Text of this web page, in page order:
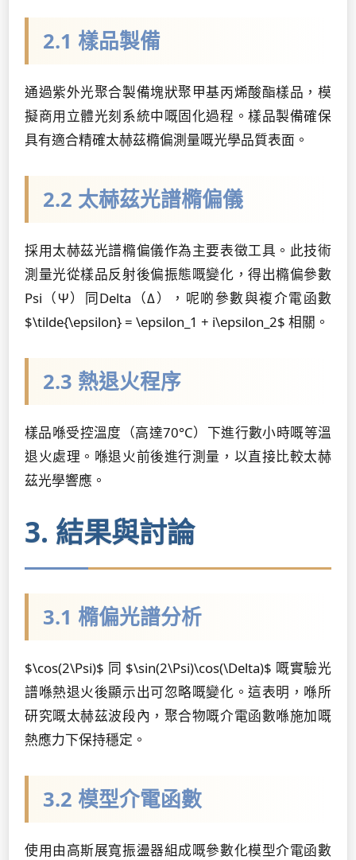
2.1 樣品製備
通過紫外光聚合製備塊狀聚甲基丙烯酸酯樣品，模
擬商用立體光刻系統中嘅固化過程。樣品製備確保
具有適合精確太赫茲橢偏測量嘅光學品質表面。
2.2 太赫茲光譜橢偏儀
採用太赫茲光譜橢偏儀作為主要表徵工具。此技術
測量光從樣品反射後偏振態嘅變化，得出橢偏參數
Psi（Ψ）同Delta（Δ），呢啲參數與複介電函數
$\tilde{\epsilon} = \epsilon_1 + i\epsilon_2$ 相關。
2.3 熱退火程序
樣品喺受控溫度（高達70°C）下進行數小時嘅等溫
退火處理。喺退火前後進行測量，以直接比較太赫
茲光學響應。
3. 結果與討論
3.1 橢偏光譜分析
$\cos(2\Psi)$ 同 $\sin(2\Psi)\cos(\Delta)$ 嘅實驗光
譜喺熱退火後顯示出可忽略嘅變化。這表明，喺所
研究嘅太赫茲波段內，聚合物嘅介電函數喺施加嘅
熱應力下保持穩定。
3.2 模型介電函數
使用由高斯展寬振盪器組成嘅參數化模型介電函數